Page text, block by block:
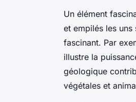
Un élément
et empilés les
fascinant. Par
illustre la
géologique
végétales et